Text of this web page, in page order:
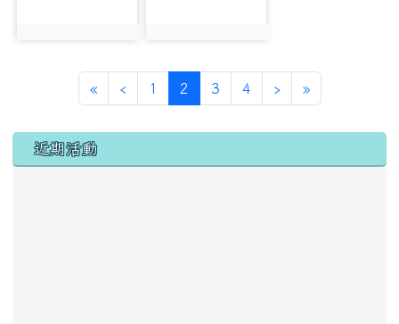
«第一頁
‹上一頁
1 2 (目前頁次)
3 4 ›下一頁
»最後頁
左邊區域內容
近期活動